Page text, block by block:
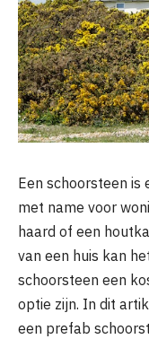
Een schoorsteen is
met name voor
haard of een
van een huis kan
schoorsteen een
optie zijn. In dit
een prefab